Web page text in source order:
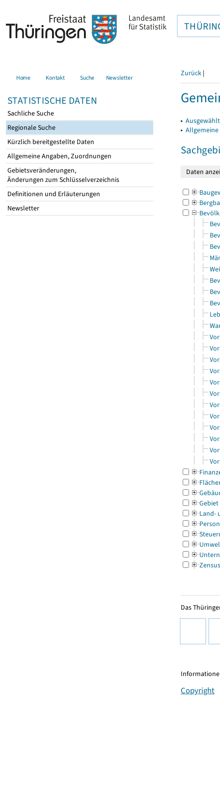
Home Kontakt Suche Newsletter
STATISTISCHE DATEN
Sachliche Suche
Regionale Suche
Kürzlich bereitgestellte Daten
Allgemeine Angaben, Zuordnungen
Gebietsveränderungen,
Änderungen zum Schlüsselverzeichnis
Definitionen und Erläuterungen
Newsletter
Zurück |
▸
▸
Gebiet
Land-
Zensus
Das
Copyright